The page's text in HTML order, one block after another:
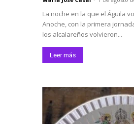
La noche en la que el Águila
Anoche, con la primera
los alcalareños volvieron...
Leer más